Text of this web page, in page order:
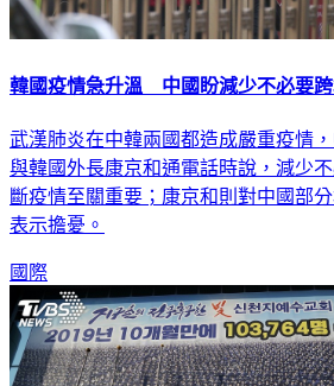
韓國疫情急升溫 中國盼減少不必要
武漢肺炎在中韓兩國都造成嚴重疫情
與韓國外長康京和通電話時說，減少
斷疫情至關重要；康京和則對中國部
表示擔憂。
國際